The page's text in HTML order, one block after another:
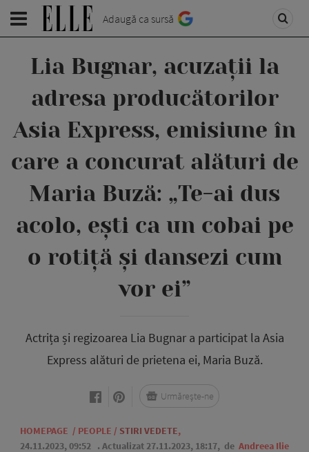
Adaugă ca sursă
Lia Bugnar, acuzații la
adresa producătorilor
Asia Express, emisiune în
care a concurat alături de
Maria Buză: „Te-ai dus
acolo, ești ca un cobai pe
o rotiță și dansezi cum
vor ei”
Actrița și regizoarea Lia Bugnar a participat la Asia
Express alături de prietena ei, Maria Buză.
HOMEPAGE / PEOPLE / STIRI VEDETE,
24.11.2023, 09:52 . Actualizat 27.11.2023, 18:17, de Andreea Ilie
Urmărește-ne